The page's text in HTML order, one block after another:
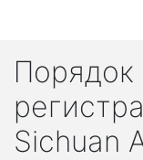
Sichuan